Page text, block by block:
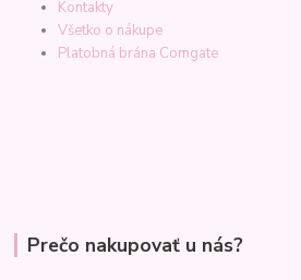
Kontakty
Všetko o nákupe
Platobná brána Comgate
Prečo nakupovať u nás?